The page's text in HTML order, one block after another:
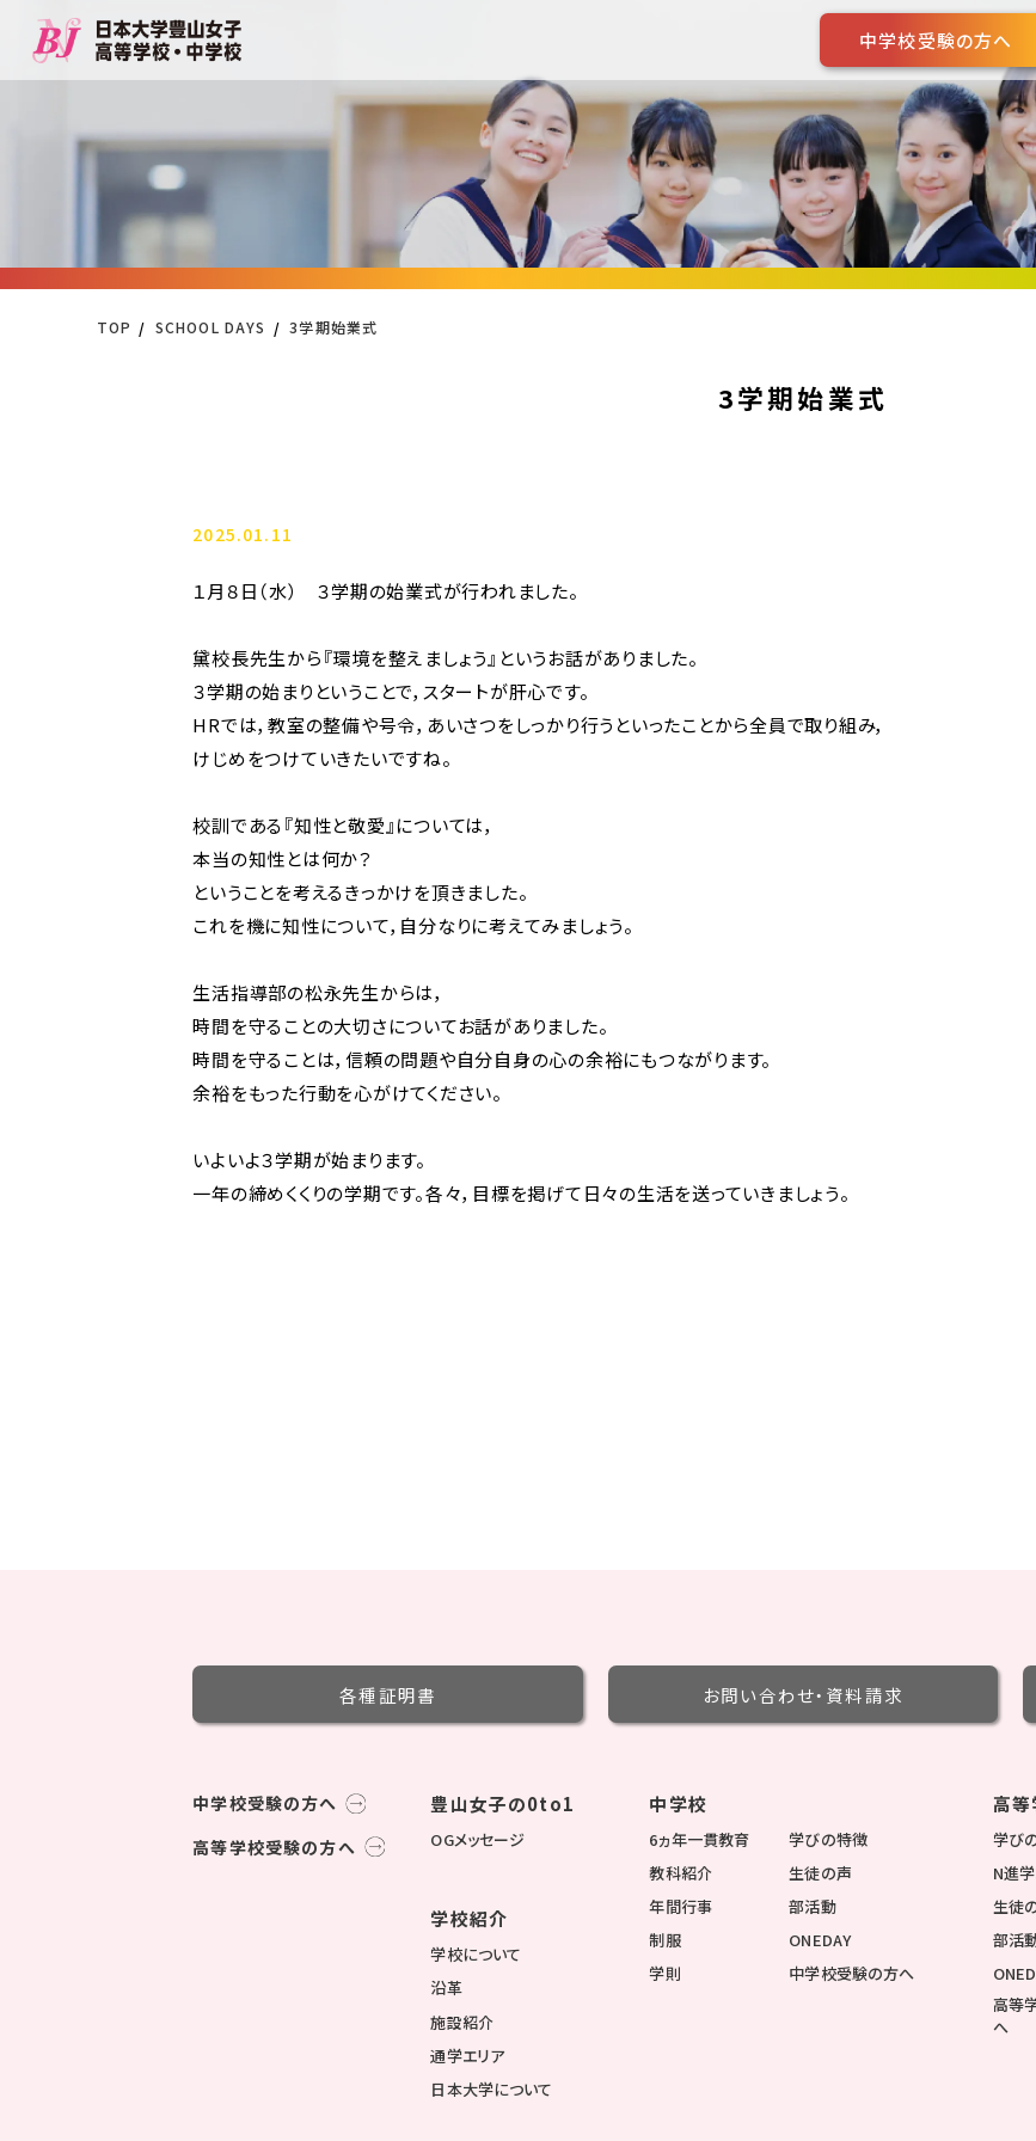
中学校受験の方へ
TOP SCHOOL DAYS 3学期始業式
3学期始業式
2025.01.11
１月８日（水） ３学期の始業式が行われました。
黛校長先生から『環境を整えましょう』というお話がありました。
３学期の始まりということで，スタートが肝心です。
HRでは，教室の整備や号令，あいさつをしっかり行うといったことから全員で取り組み，
けじめをつけていきたいですね。
校訓である『知性と敬愛』については，
本当の知性とは何か？
ということを考えるきっかけを頂きました。
これを機に知性について，自分なりに考えてみましょう。
生活指導部の松永先生からは，
時間を守ることの大切さについてお話がありました。
時間を守ることは，信頼の問題や自分自身の心の余裕にもつながります。
余裕をもった行動を心がけてください。
いよいよ３学期が始まります。
一年の締めくくりの学期です。各々，目標を掲げて日々の生活を送っていきましょう。
各種証明書 お問い合わせ・ 資料請求
中学校受験の方へ
高等学校受験の方へ
豊山女子の0to1
OGメッセージ
学校紹介
学校について
沿革
施設紹介
通学エリア
日本大学について
中学校
6ヵ年一貫教育
学びの特徴
教科紹介
生徒の声
年間行事
部活動
制服
ONEDAY
学則
中学校受験の方へ
高等
学び
N進
生徒
部活
高等
へ